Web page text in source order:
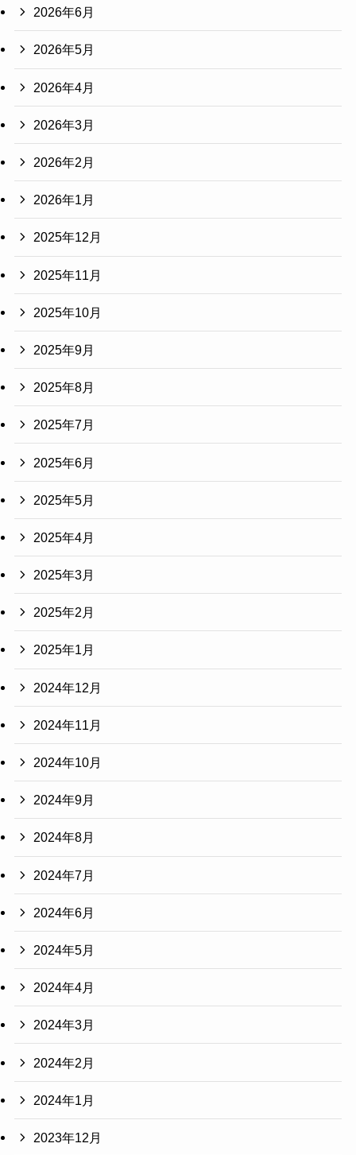
2026年6月
2026年5月
2026年4月
2026年3月
2026年2月
2026年1月
2025年12月
2025年11月
2025年10月
2025年9月
2025年8月
2025年7月
2025年6月
2025年5月
2025年4月
2025年3月
2025年2月
2025年1月
2024年12月
2024年11月
2024年10月
2024年9月
2024年8月
2024年7月
2024年6月
2024年5月
2024年4月
2024年3月
2024年2月
2024年1月
2023年12月